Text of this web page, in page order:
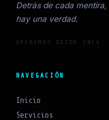
Detrás de cada mentira,
hay una verdad.
OPERAMOS DESDE 2014
NAVEGACIÓN
Inicio
Servicios